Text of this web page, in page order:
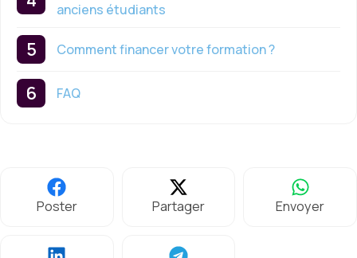
anciens étudiants
Comment financer votre formation ?
FAQ
Poster Partager Envoyer